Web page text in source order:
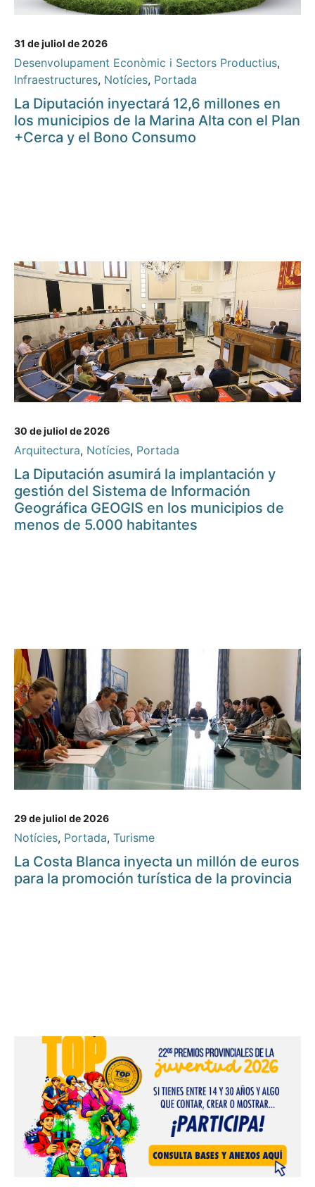
31 de juliol de 2026
Desenvolupament Econòmic i Sectors Productius,
Infraestructures, Notícies, Portada
La Diputación inyectará 12,6 millones en
los municipios de la Marina Alta con el Plan
+Cerca y el Bono Consumo
30 de juliol de 2026
Arquitectura, Notícies, Portada
La Diputación asumirá la implantación y
gestión del Sistema de Información
Geográfica GEOGIS en los municipios de
menos de 5.000 habitantes
29 de juliol de 2026
Notícies, Portada, Turisme
La Costa Blanca inyecta un millón de euros
para la promoción turística de la provincia